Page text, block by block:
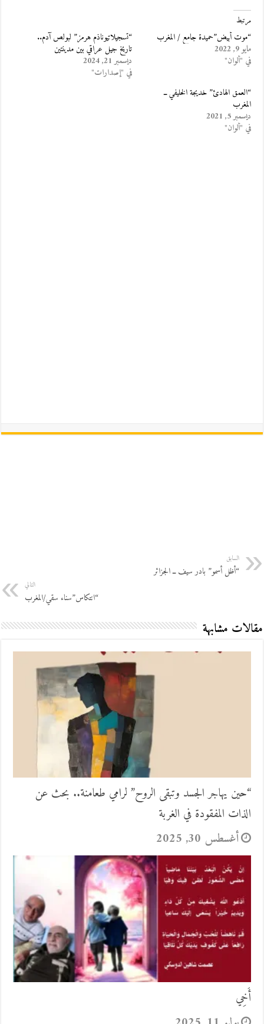
مرتبط
“موت أبيض”حميدة جامع / المغرب
مايو 9, 2022
في "ألوان"
“تسجيلاتيوناذم هرمز” لبولص آدم..
تاريخ جيل عراقي بين مدينتين
ديسمبر 21, 2024
في "إصدارات"
“العمق الهادئ” خديجة الخليفي ــ
المغرب
ديسمبر 5, 2021
في "ألوان"
السابق
“أظل أسمو” بادر سيف ــ الجزائر
التالي
“انتكاس”سناء سقي/المغرب
مقالات مشابهة
“حين يهاجر الجسد وتبقى الروح” لرامي طعامنة.. بحث عن
الذات المفقودة في الغربة
أغسطس 30, 2025
أَخِي